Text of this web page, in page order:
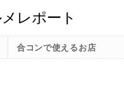
合コンで使えるお店